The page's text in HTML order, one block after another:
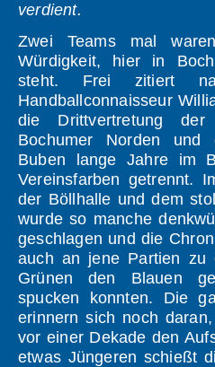
verdient.
Zwei Teams mal
Würdigkeit, hier in
steht. Frei zitiert
Handballconnaisseur
die Drittvertretung
Bochumer Norden und
Buben lange Jahre im
Vereinsfarben getrennt.
der Böllhalle und dem
wurde so manche
geschlagen und die
auch an jene Partien zu
Grünen den Blauen
spucken konnten. Die
erinnern sich noch
vor einer Dekade den
etwas Jüngeren schießt